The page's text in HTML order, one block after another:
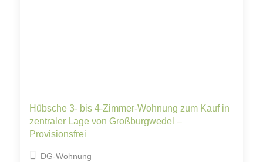
Hübsche 3- bis 4-Zimmer-Wohnung zum Kauf in
zentraler Lage von Großburgwedel –
Provisionsfrei
DG-Wohnung